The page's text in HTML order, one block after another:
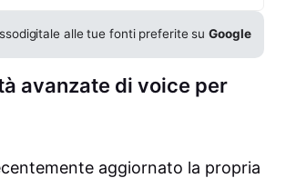
alle tue fonti preferite suGoogle
avanzate di voice per
aggiornato la propria